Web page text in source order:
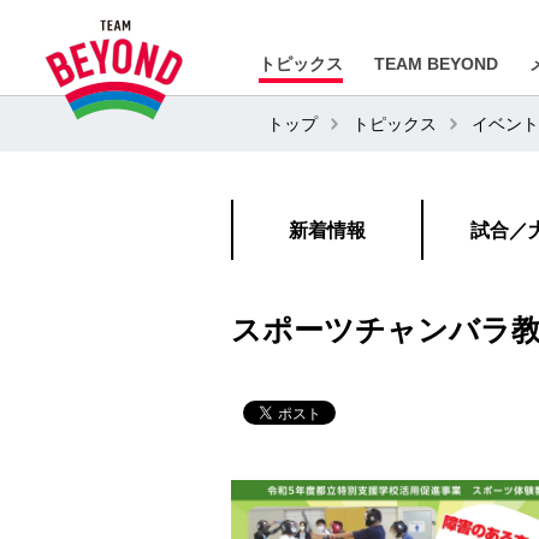
トピックス TEAM BEYOND
トップ トピックス イベント
新着情報 試合／
スポーツチャンバラ